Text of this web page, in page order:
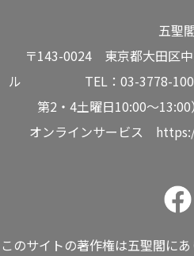
五聖
〒143-0024 東京都大田区
ル TEL：03-3778-1002
第2・4土曜日10:00～
オンラインサービス
このサイトの著作権は五聖閣に